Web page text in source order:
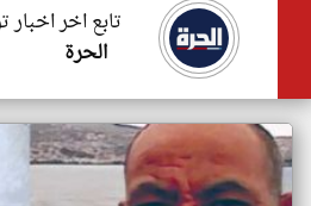
تابع اخر
الحرة